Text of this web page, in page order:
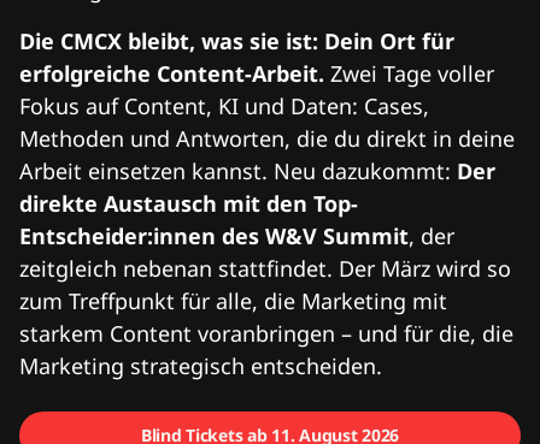
Die CMCX bleibt, was sie ist: Dein Ort für
erfolgreiche Content-Arbeit. Zwei Tage voller
Fokus auf Content, KI und Daten: Cases,
Methoden und Antworten, die du direkt in deine
Arbeit einsetzen kannst. Neu dazukommt: Der
direkte Austausch mit den Top-
Entscheider:innen des W&V Summit, der
zeitgleich nebenan stattfindet. Der März wird so
zum Treffpunkt für alle, die Marketing mit
starkem Content voranbringen – und für die, die
Marketing strategisch entscheiden.
Blind Tickets ab 11. August 2026